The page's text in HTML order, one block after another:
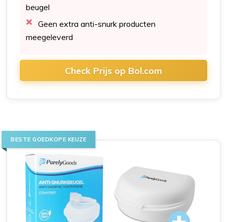
beugel
Geen extra anti-snurk producten
meegeleverd
Check Prijs op Bol.com
BESTE GOEDKOPE KEUZE